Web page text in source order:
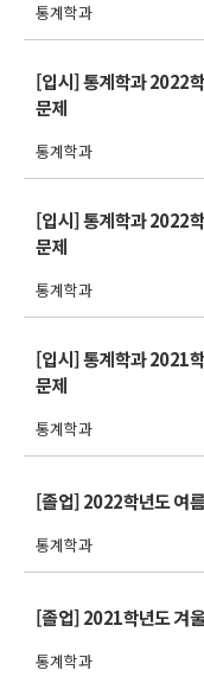
통계학과
[입시] 통계학과 2022
문제
통계학과
[입시] 통계학과 2022
문제
통계학과
[입시] 통계학과 2021
문제
통계학과
[졸업] 2022학년도 여
통계학과
[졸업] 2021학년도 겨
통계학과